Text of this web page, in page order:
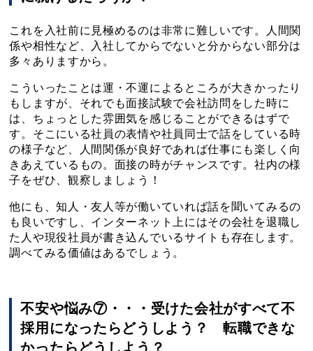
これを入社前に見極めるのは非常に難しいです。人間関
係や相性など、入社してからでないと分からない部分は
多々ありますから。
こういったことは運・不運によるところが大きかったり
もしますが、それでも面接試験で会社訪問をした時に
は、ちょっとした雰囲気を感じることができるはずで
す。そこにいる社員の表情や社員同士で話をしている時
の様子など、人間関係が良好であれば仕事にも楽しく向
きあえているもの。面接の時がチャンスです。社内の様
子をぜひ、観察しましょう！
他にも、知人・友人等が働いていれば話を聞いてみるの
も良いですし、インターネット上にはその会社を退職し
た人や現役社員が書き込んでいるサイトも存在します。
調べてみる価値はあるでしょう。
不安や悩み⑦・・・受けた会社がすべて不
採用になったらどうしよう？ 転職できな
かったらどうしよう？